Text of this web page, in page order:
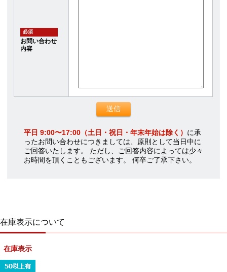
必須
お問い合わせ
内容
平日 9:00〜17:00（土日・祝日・年末年始は除く） に承
ったお問い合わせにつきましては、原則として当日中に
ご回答いたします。 ただし、ご回答内容によっては少々
お時間を頂くこともございます。 何卒ご了承下さい。
在庫表示について
在庫表示